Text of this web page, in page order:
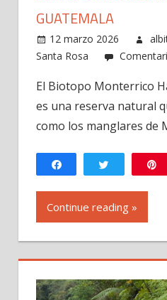
GUATEMALA
12 marzo 2026
Santa Rosa
El Biotopo Monterrico
es una reserva natural
como los manglares de
Compartir Twittear
Continue reading »